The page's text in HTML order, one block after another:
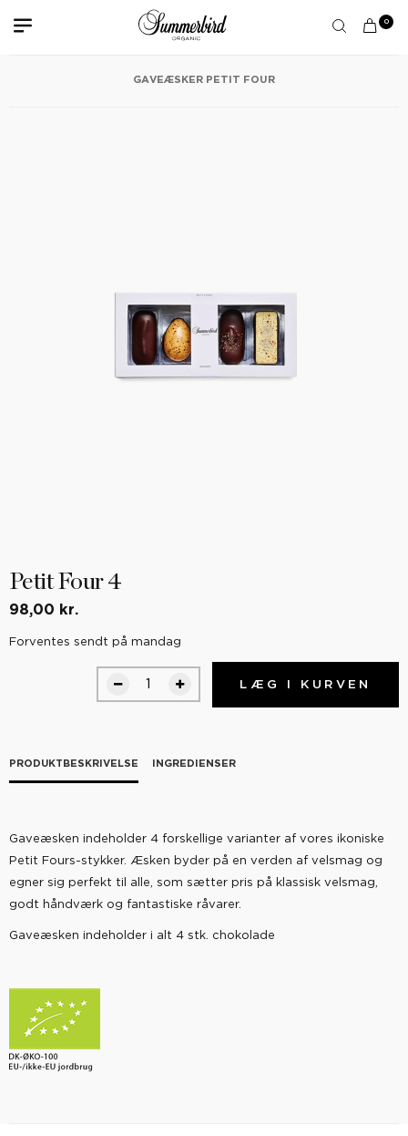
GAVEÆSKER PETIT FOUR
Petit Four 4
98,00 kr.
Forventes sendt på mandag
LÆG I KURVEN
PRODUKTBESKRIVELSE INGREDIENSER
Gaveæsken indeholder 4 forskellige varianter af vores ikoniske
Petit Fours-stykker. Æsken byder på en verden af velsmag og
egner sig perfekt til alle, som sætter pris på klassisk velsmag,
godt håndværk og fantastiske råvarer.
Gaveæsken indeholder i alt 4 stk. chokolade
0